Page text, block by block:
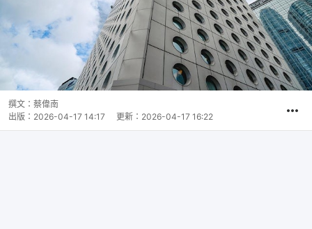
撰文： 蔡偉南
出版： 2026-04-17 14:17 更新： 2026-04-17 16:22